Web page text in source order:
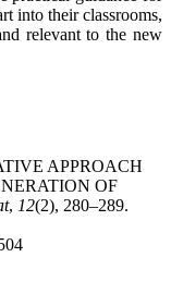
into their classrooms,
relevant to the new
APPROACH
OF
, 12(2), 280–289.